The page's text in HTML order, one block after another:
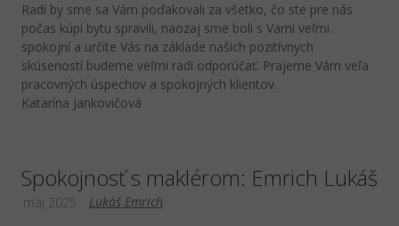
Radi by sme sa Vám poďakovali za všetko, čo ste pre nás
počas kúpi bytu spravili, naozaj sme boli s Vami veľmi
spokojní a určite Vás na základe našich pozitívnych
skúseností budeme veľmi radi odporúčať. Prajeme Vám veľa
pracovných úspechov a spokojných klientov.
Katarína Jankovičová
Spokojnosť s maklérom: Emrich Lukáš
Lukáš Emrich
máj 2025